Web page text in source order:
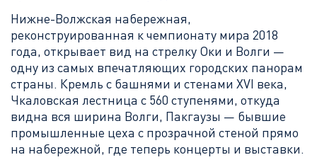
Нижне-Волжская набережная,
реконструированная к чемпионату мира 2018
года, открывает вид на стрелку Оки и Волги —
одну из самых впечатляющих городских панорам
страны. Кремль с башнями и стенами XVI века,
Чкаловская лестница с 560 ступенями, откуда
видна вся ширина Волги, Пакгаузы — бывшие
промышленные цеха с прозрачной стеной прямо
на набережной, где теперь концерты и выставки.